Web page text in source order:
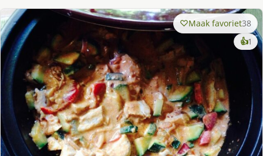
Maak favoriet38
👍1